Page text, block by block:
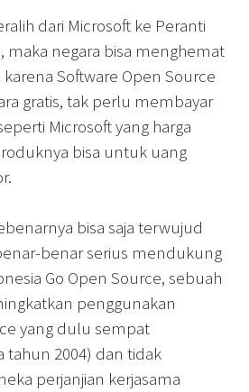
dari Microsoft ke Peranti
maka negara bisa menghemat
Software Open Source
gratis, tak perlu membayar
Microsoft yang harga
bisa untuk uang
bisa saja terwujud
benar serius mendukung
Go Open Source, sebuah
penggunakan
yang dulu sempat
tahun 2004) dan tidak
perjanjian kerjasama